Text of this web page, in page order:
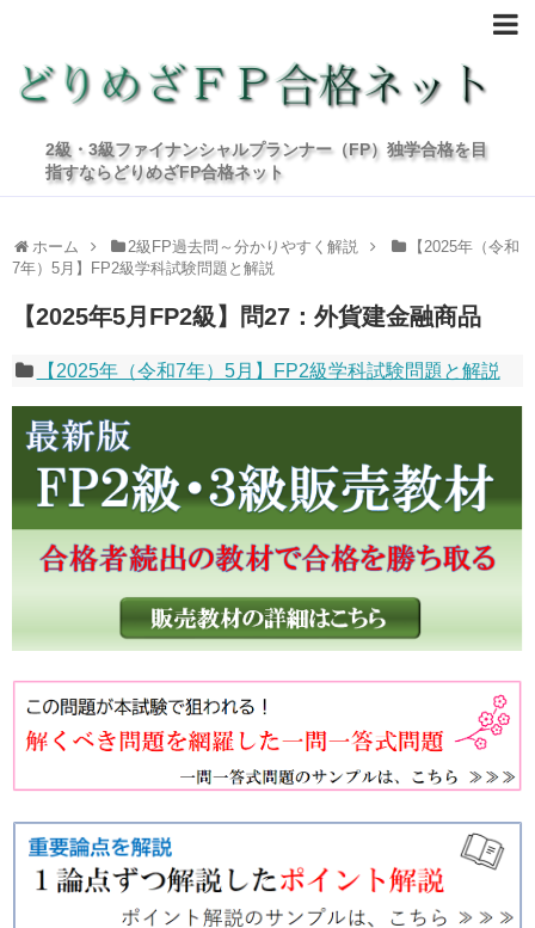
2級・3級ファイナンシャルプランナー（FP）独学合格を目
指すならどりめざFP合格ネット
ホーム 2級FP過去問～分かりやすく解説
【2025年（令和
7年）5月】FP2級学科試験問題と解説
【2025年5月FP2級】問27：外貨建金融商品
【2025年（令和7年）5月】FP2級学科試験問題と解説